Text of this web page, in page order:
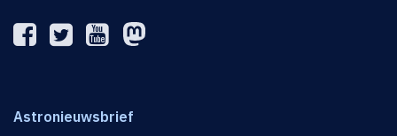
Astronieuwsbrief